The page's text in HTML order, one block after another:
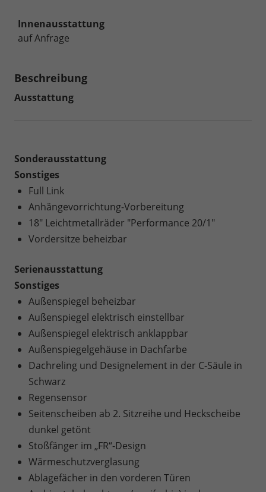
Innenausstattung
auf Anfrage
Beschreibung
Ausstattung
Sonderausstattung
Sonstiges
Full Link
Anhängevorrichtung-Vorbereitung
18" Leichtmetallräder "Performance 20/1"
Vordersitze beheizbar
Serienausstattung
Sonstiges
Außenspiegel beheizbar
Außenspiegel elektrisch einstellbar
Außenspiegel elektrisch anklappbar
Außenspiegelgehäuse in Dachfarbe
Dachreling und Designelement in der C-Säule in
Schwarz
Regensensor
Seitenscheiben ab 2. Sitzreihe und Heckscheibe
dunkel getönt
Stoßfänger im „FR“-Design
Wärmeschutzverglasung
Ablagefächer in den vorderen Türen